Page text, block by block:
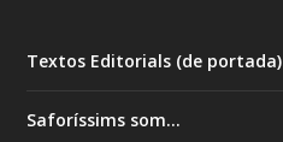
Textos Editorials (de portada)
Saforíssims som…